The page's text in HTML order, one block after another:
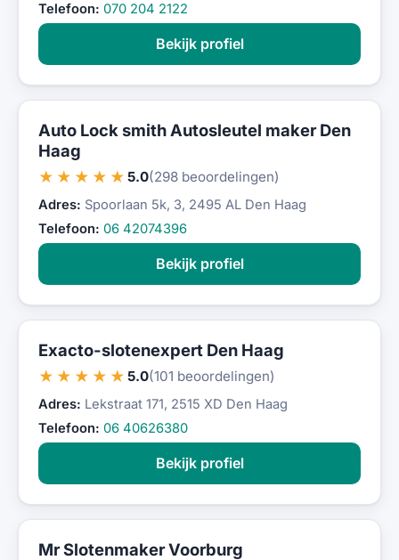
Telefoon: 070 204 2122
Bekijk profiel
Auto Lock smith Autosleutel maker Den
Haag
★★★★★ 5.0(298 beoordelingen)
Adres: Spoorlaan 5k, 3, 2495 AL Den Haag
Telefoon: 06 42074396
Bekijk profiel
Exacto-slotenexpert Den Haag
★★★★★ 5.0(101 beoordelingen)
Adres: Lekstraat 171, 2515 XD Den Haag
Telefoon: 06 40626380
Bekijk profiel
Mr Slotenmaker Voorburg